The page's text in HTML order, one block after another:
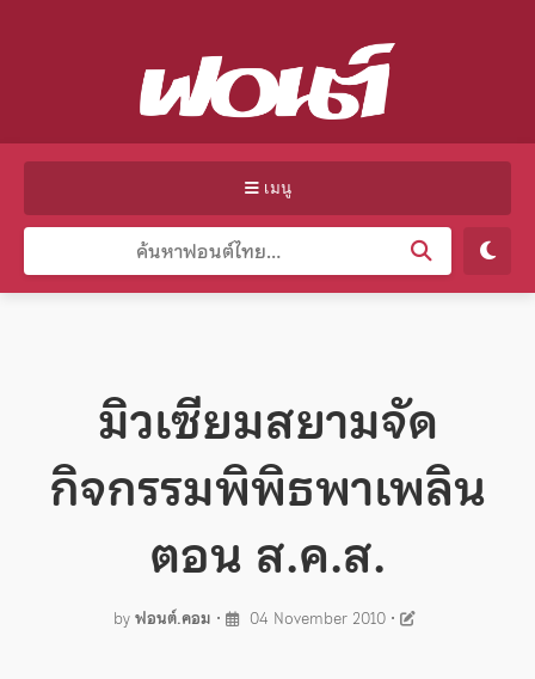
เมนู
มิวเซียมสยามจัด
กิจกรรมพิพิธพาเพลิน
ตอน ส.ค.ส.
byฟอนต์.คอม • 04 November 2010 •